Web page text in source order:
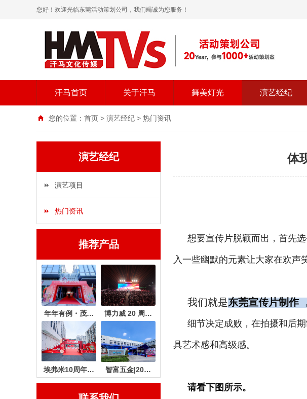
您好！欢迎光临东莞活动策划公司，我们竭诚为您服务！
汗马首页 关于汗马 舞美灯光 演艺经纪
您的位置： 首页 > 演艺经纪 > 热门资讯
演艺经纪
演艺项目
热门资讯
推荐产品
年年有例・茂… 博力威 20 周…
埃弗米10周年… 智富五金|20…
体
想要宣传片脱颖而出，首先
入一些幽默的元素让大家在欢声
我们就是东莞宣传片制作
细节决定成败，在拍摄和后
具艺术感和高级感。
请看下图所示。